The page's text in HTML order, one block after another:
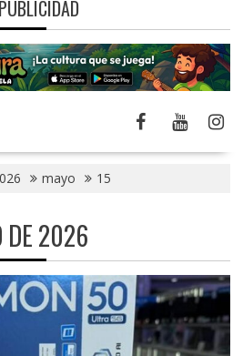
PUBLICIDAD
mayo 15
DE 2026